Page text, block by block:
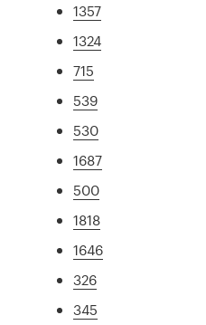
1357
1324
715
539
530
1687
500
1818
1646
326
345